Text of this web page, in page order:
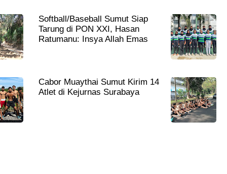
Softball/Baseball Sumut Siap
Tarung di PON XXI, Hasan
Ratumanu: Insya Allah Emas
Cabor Muaythai Sumut Kirim 14
Atlet di Kejurnas Surabaya